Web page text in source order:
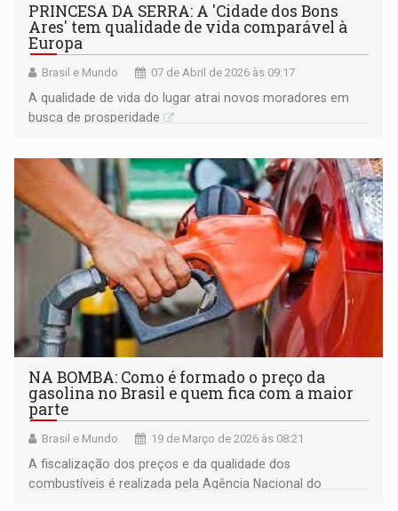
PRINCESA DA SERRA: A 'Cidade dos Bons
Ares' tem qualidade de vida comparável à
Europa
Brasil e Mundo 07 de Abril de 2026 às 09:17
A qualidade de vida do lugar atrai novos moradores em
busca de prosperidade
NA BOMBA: Como é formado o preço da
gasolina no Brasil e quem fica com a maior
parte
Brasil e Mundo 19 de Março de 2026 às 08:21
A fiscalização dos preços e da qualidade dos
combustíveis é realizada pela Agência Nacional do